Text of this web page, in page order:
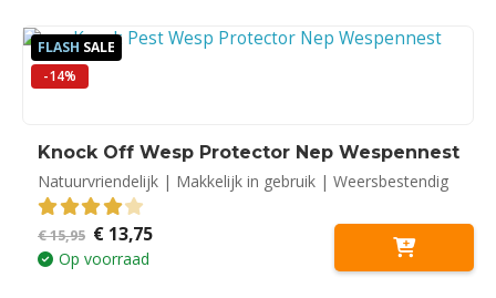
FLASH SALE
-14%
Knock Off Wesp Protector Nep Wespennest
Natuurvriendelijk | Makkelijk in gebruik | Weersbestendig
4.00 out of 5
€15,95 Oorspronkelijke
prijs
was:
€13,75Huidige
Op voorraad